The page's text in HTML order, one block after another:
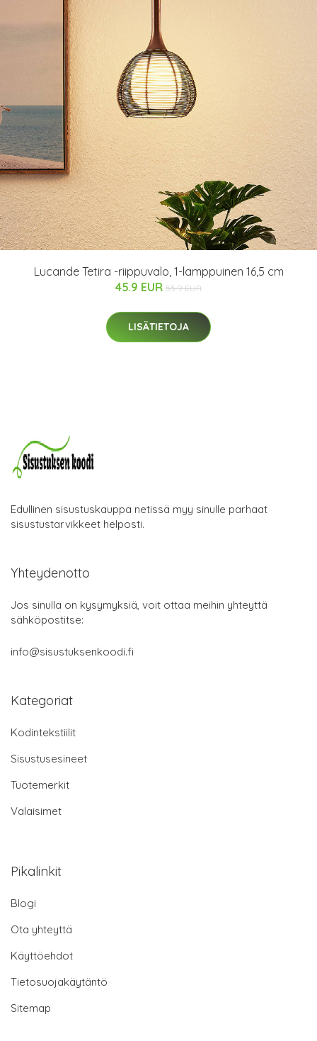
Lucande Tetira -riippuvalo, 1-lamppuinen 16,5 cm
45.9 EUR 55.9 EUR
LISÄTIETOJA
Edullinen sisustuskauppa netissä myy sinulle parhaat
sisustustarvikkeet helposti.
Yhteydenotto
Jos sinulla on kysymyksiä, voit ottaa meihin yhteyttä
sähköpostitse:
info@sisustuksenkoodi.fi
Kategoriat
Kodintekstiilit
Sisustusesineet
Tuotemerkit
Valaisimet
Pikalinkit
Blogi
Ota yhteyttä
Käyttöehdot
Tietosuojakäytäntö
Sitemap